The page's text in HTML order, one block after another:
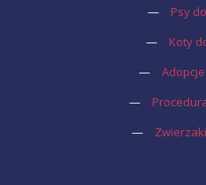
—
Psy
—
Koty
—
—
—